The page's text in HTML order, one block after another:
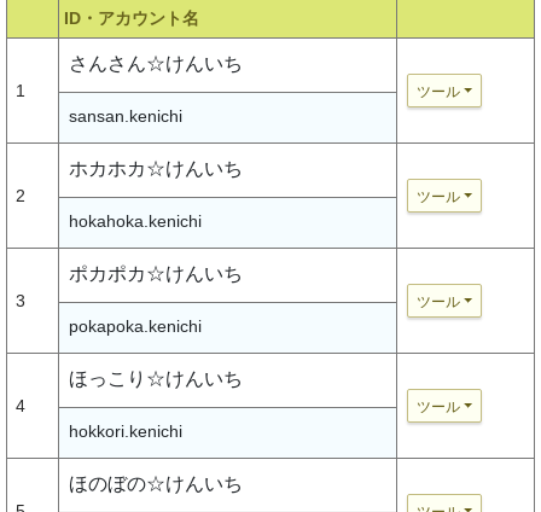
ID・アカウント名
1
さんさん☆けんいち
ツール
sansan.kenichi
2
ホカホカ☆けんいち
ツール
hokahoka.kenichi
3
ポカポカ☆けんいち
ツール
pokapoka.kenichi
4
ほっこり☆けんいち
ツール
hokkori.kenichi
ほのぼの☆けんいち